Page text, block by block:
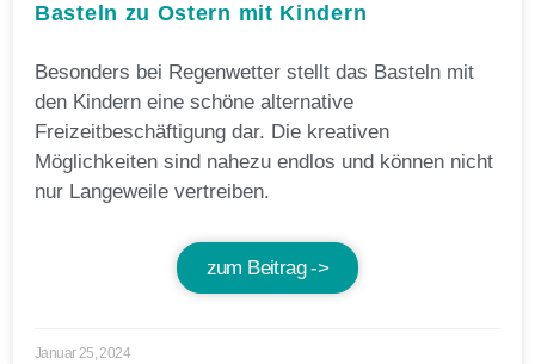
Basteln zu Ostern mit Kindern
Besonders bei Regenwetter stellt das Basteln mit
den Kindern eine schöne alternative
Freizeitbeschäftigung dar. Die kreativen
Möglichkeiten sind nahezu endlos und können nicht
nur Langeweile vertreiben.
zum Beitrag ->
Januar 25, 2024